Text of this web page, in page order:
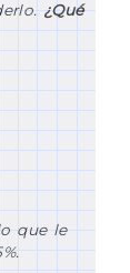
¿Qué
que le